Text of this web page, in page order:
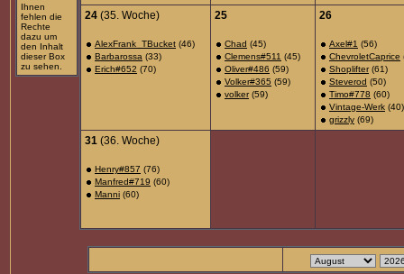
Ihnen
fehlen die
Rechte
dazu um
den Inhalt
dieser Box
zu sehen.
24 (35. Woche)
AlexFrank_TBucket (46)
Barbarossa (33)
Erich#652 (70)
25
Chad (45)
Clemens#511 (45)
Oliver#486 (59)
Volker#365 (59)
volker(59)
26
Axel#1 (56)
ChevroletCaprice
Shoplifter(61)
Steverod (50)
Timo#778 (60)
Vintage-Werk (40)
grizzly (69)
31 (36. Woche)
Henry#857 (76)
Manfred#719 (60)
Manni (60)